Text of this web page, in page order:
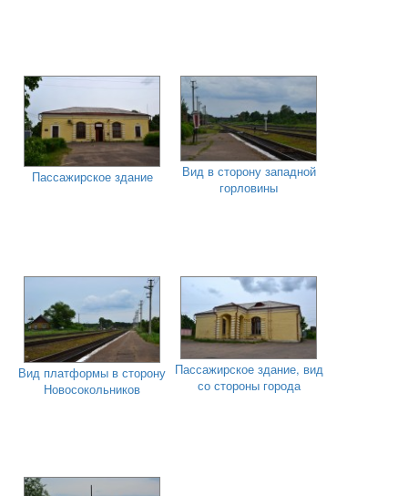
Пассажирское здание
Вид в сторону западной
горловины
Вид платформы в сторону
Новосокольников
Пассажирское здание, вид
со стороны города